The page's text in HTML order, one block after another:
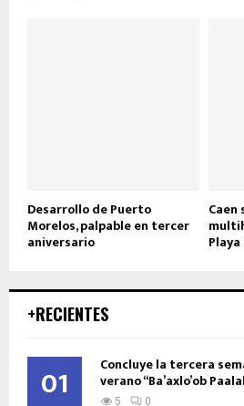
Desarrollo de Puerto
Morelos, palpable en tercer
aniversario
Caen
+RECIENTES
01 Concluye la tercera
verano “Ba’axlo’ob
5 0